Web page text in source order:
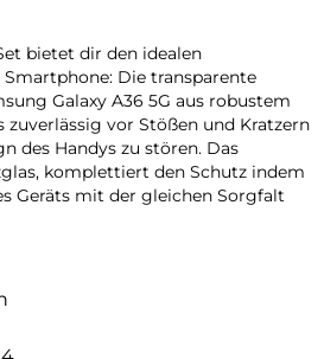
bietet dir den idealen
Die transparente
Galaxy A36 5G aus robustem
zuverlässig vor Stößen und Kratzern
des Handys zu stören. Das
komplettiert den Schutz indem
Geräts mit der gleichen Sorgfalt
Gerät, ohne die Bedienbarkeit
die Hülle es vor Stößen und
das Schutzglas das Display, ohne